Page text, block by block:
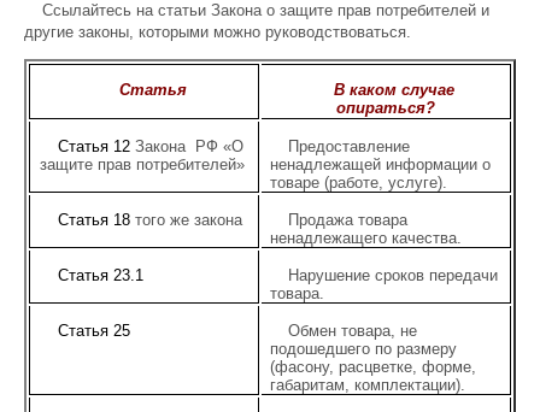
Ссылайтесь на статьи Закона о защите прав потребителей и
другие законы, которыми можно руководствоваться.
Статья
В каком случае
опираться?
Статья 12Закона РФ «О
защите прав потребителей»
Предоставление
ненадлежащей информации о
товаре (работе, услуге).
Статья 18того же закона
Продажа товара
ненадлежащего качества.
Статья 23.1
Нарушение сроков передачи
товара.
Статья 25
Обмен товара, не
подошедшего по размеру
(фасону, расцветке, форме,
габаритам, комплектации).